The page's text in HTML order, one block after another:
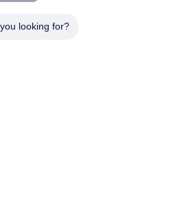
looking for?